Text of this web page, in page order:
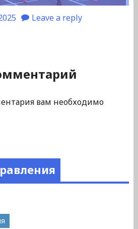
Leave a reply
вам необходимо